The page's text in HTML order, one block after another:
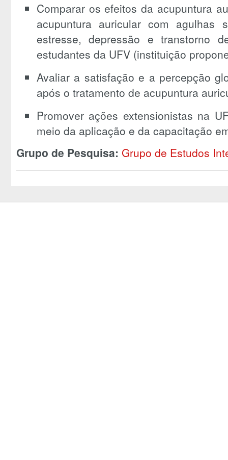
Comparar os efeitos da acupuntura
acupuntura auricular com agulhas
estresse, depressão e transtorno
estudantes da UFV (instituição
Avaliar a satisfação e a percepção
após o tratamento de acupuntura
Promover ações extensionistas na
meio da aplicação e da capacitação
Grupo de Pesquisa: Grupo de Estudos